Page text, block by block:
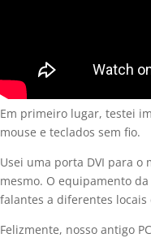
Em primeiro lugar, testei
mouse e teclados sem fio.
Usei uma porta DVI para o
mesmo. O equipamento
falantes a diferentes locais
Felizmente, nosso antigo